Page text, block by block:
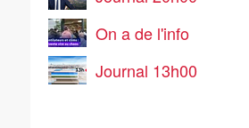
On a de l'info
Journal 13h00